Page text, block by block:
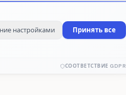
настройками Принять все
Позволяют предоставлятьСООТВЕТСТВИЕ GDPR